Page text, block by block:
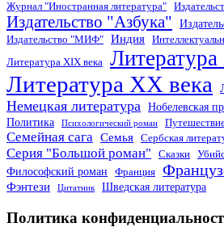
Журнал "Иностранная литература"
Издательство "Азбука"
Издательство "МИФ" Индия
Литература XIX века
Литература XX века
Немецкая литература Нобелевская
Политика
Психологический роман
Семейная сага Семья Сербская
Серия "Большой роман" Сказки
Философский роман
Франция
Фэнтези Цитатник Шведская литература
Политика